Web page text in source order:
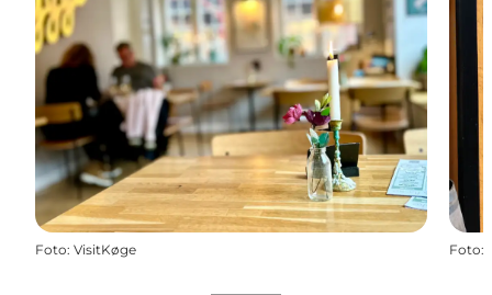
Foto: VisitKøge Foto: